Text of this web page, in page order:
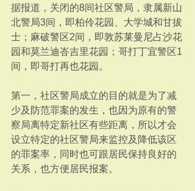
据报道，关闭的8间社区警局，隶属新山
北警局3间，即柏伶花园、大学城和甘拔
士；麻破警区2间，即敦苏莱曼尼占沙花
园和莫兰迪峇吉里花园；哥打丁宜警区1
间，即哥打再也花园。
第一，社区警局成立的目的就是为了减
少及防范罪案的发生，也因为原有的警
察局离特定新社区有些距离，所以才会
设立特定的社区警局来监控及降低该区
的罪案率，同时也可跟居民保持良好的
关系，也方便居民报案。